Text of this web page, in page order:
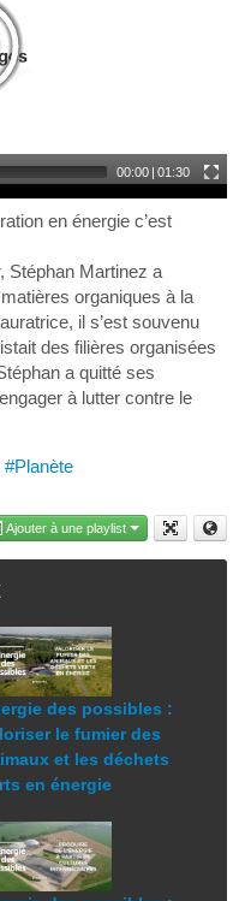
00:00 | 01:30
en énergie c’est
Stéphan Martinez a
organiques à la
il s’est souvenu
des filières organisées
a quitté ses
à lutter contre le
#Planète
Ajouter à une playlist
des possibles :
le fumier des
et les déchets
en énergie